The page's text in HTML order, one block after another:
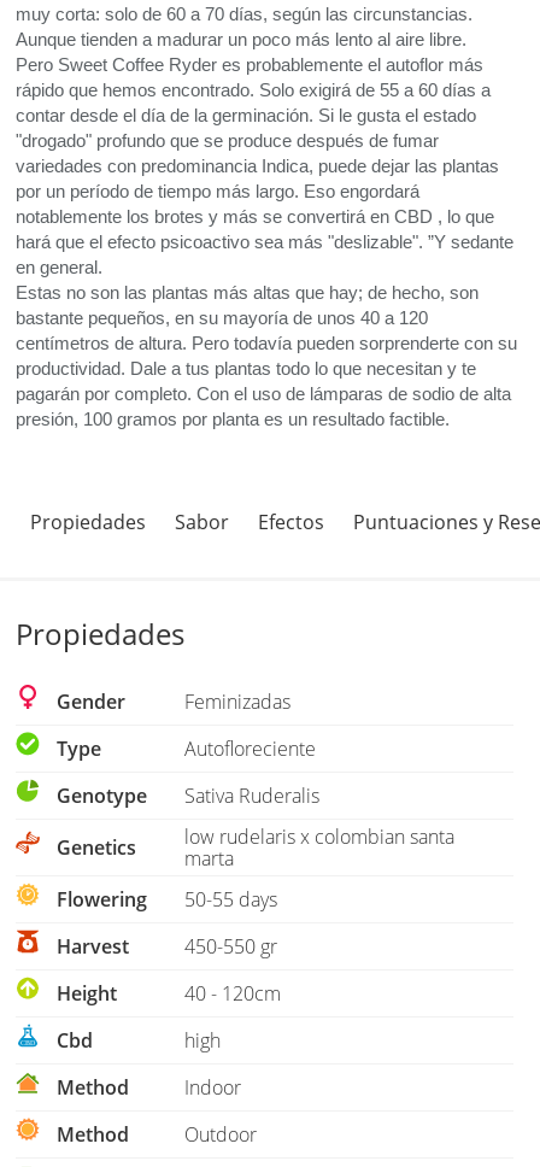
muy corta: solo de 60 a 70 días, según las circunstancias.
Aunque tienden a madurar un poco más lento al aire libre.
Pero Sweet Coffee Ryder es probablemente el autoflor más
rápido que hemos encontrado. Solo exigirá de 55 a 60 días a
contar desde el día de la germinación. Si le gusta el estado
"drogado" profundo que se produce después de fumar
variedades con predominancia Indica, puede dejar las plantas
por un período de tiempo más largo. Eso engordará
notablemente los brotes y másse convertirá enCBD , lo que
hará que el efecto psicoactivo sea más "deslizable". ”Y sedante
en general.
Estas no son las plantas más altas que hay; de hecho, son
bastante pequeños, en su mayoría de unos 40 a 120
centímetros de altura. Pero todavía pueden sorprenderte con su
productividad. Dale a tus plantas todo lo que necesitan y te
pagarán por completo. Con el uso de lámparas de sodio de alta
presión, 100 gramos por planta es un resultado factible.
Propiedades Sabor Efectos Puntuaciones y
Propiedades
Gender
Feminizadas
Type
Autofloreciente
Genotype
Sativa Ruderalis
Genetics
low rudelaris x colombian santa
marta
Flowering
50-55 days
Harvest
450-550 gr
Height
40 - 120cm
Cbd
high
Method
Indoor
Method
Outdoor